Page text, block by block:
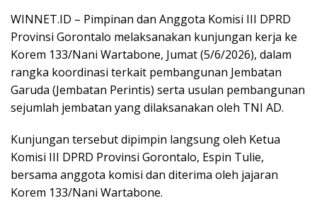
WINNET.ID – Pimpinan dan Anggota Komisi III DPRD
Provinsi Gorontalo melaksanakan kunjungan kerja ke
Korem 133/Nani Wartabone, Jumat (5/6/2026), dalam
rangka koordinasi terkait pembangunan Jembatan
Garuda (Jembatan Perintis) serta usulan pembangunan
sejumlah jembatan yang dilaksanakan oleh TNI AD.
Kunjungan tersebut dipimpin langsung oleh Ketua
Komisi III DPRD Provinsi Gorontalo, Espin Tulie,
bersama anggota komisi dan diterima oleh jajaran
Korem 133/Nani Wartabone.